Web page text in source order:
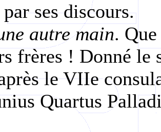
ses discours.
autre main.
frères ! Donné le
le VIIe
Quartus